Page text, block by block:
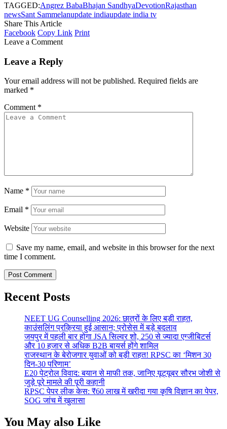
TAGGED:Angrez BabaBhajan SandhyaDevotionRajasthan
newsSant Sammelanupdate indiaupdate india tv
Share This Article
Facebook Copy Link Print
Leave a Comment
Leave a Reply
Your email address will not be published. Required fields are
marked *
Comment *
Name *
Email *
Website
Save my name, email, and website in this browser for the next
time I comment.
Recent Posts
NEET UG Counselling 2026: छात्रों के लिए बड़ी राहत,
काउंसलिंग प्रक्रिया हुई आसान; प्रोसेस में बड़े बदलाव
जयपुर में पहली बार होगा JSA सिल्वर शो, 250 से ज्यादा एग्जीबिटर्स
और 10 हजार से अधिक B2B बायर्स होंगे शामिल
राजस्थान के बेरोजगार युवाओं को बड़ी राहत! RPSC का ‘मिशन 30
दिन-30 परिणाम’
E20 पेट्रोल विवाद: बयान से माफी तक, जानिए यूट्यूबर सौरभ जोशी से
जुड़े पूरे मामले की पूरी कहानी
RPSC पेपर लीक केस: ₹60 लाख में खरीदा गया कृषि विज्ञान का पेपर,
SOG जांच में खुलासा
You May also Like